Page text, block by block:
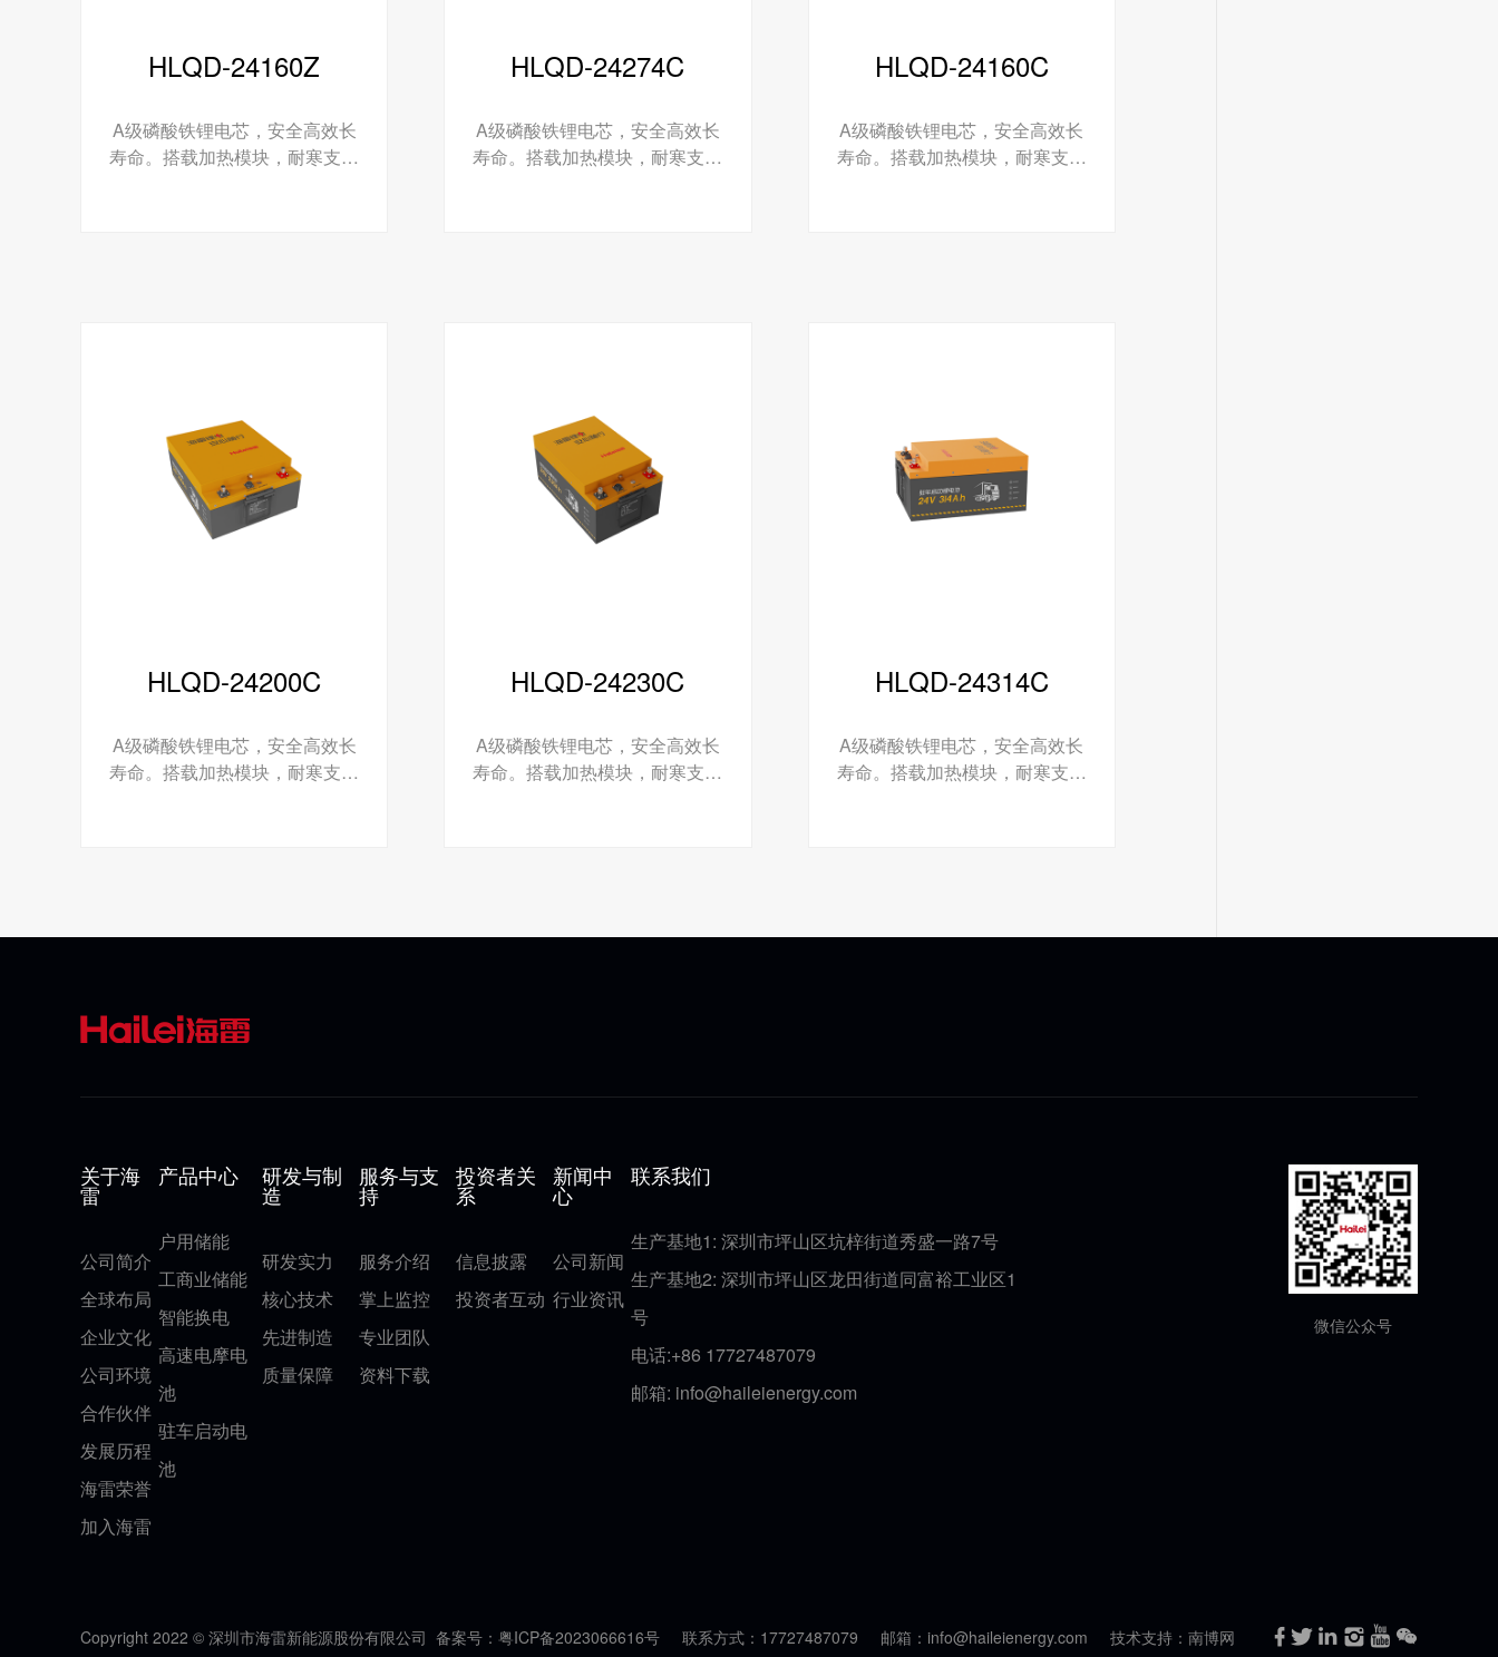
HLQD-24160Z
A级磷酸铁锂电芯，安全高效长
寿命。搭载加热模块，耐寒支持
HLQD-24274C
A级磷酸铁锂电芯，安全高效长
寿命。搭载加热模块，耐寒支持
HLQD-24160C
A级磷酸铁锂电芯，安全高效长
寿命。搭载加热模块，耐寒支持
HLQD-24200C
A级磷酸铁锂电芯，安全高效长
寿命。搭载加热模块，耐寒支持
HLQD-24230C
A级磷酸铁锂电芯，安全高效长
寿命。搭载加热模块，耐寒支持
HLQD-24314C
A级磷酸铁锂电芯，安全高效长
寿命。搭载加热模块，耐寒支持
关于海
雷
公司简介
全球布局
企业文化
公司环境
合作伙伴
发展历程
海雷荣誉
加入海雷
产品中心
户用储能
工商业储能
智能换电
高速电摩电
池
驻车启动电
池
研发与制
造
研发实力
核心技术
先进制造
质量保障
服务与支
持
服务介绍
掌上监控
专业团队
资料下载
投资者关
系
信息披露
投资者互动
新闻中
心
公司新闻
行业资讯
联系我们
生产基地1: 深圳市坪山区坑梓街道秀盛一路7号
生产基地2: 深圳市坪山区龙田街道同富裕工业区1
号
电话:+86 17727487079
邮箱: info@haileienergy.com
微信公众号
Copyright 2022 © 深圳市海雷新能源股份有限公司 备案号：粤ICP备2023066616号 联系方式：17727487079 邮箱：info@haileienergy.com 技术支持：南博网